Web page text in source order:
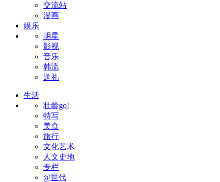
交流站
漫画
娱乐
明星
影视
音乐
韩流
送礼
生活
壮龄go!
特写
美食
旅行
文化艺术
人文史地
专栏
@世代